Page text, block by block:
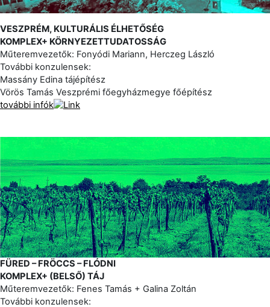
VESZPRÉM, KULTURÁLIS ÉLHETŐSÉG
KOMPLEX+ KÖRNYEZETTUDATOSSÁG
Műteremvezetők: Fonyódi Mariann, Herczeg László
További konzulensek:
Massány Edina tájépítész
Vörös Tamás Veszprémi főegyházmegye főépítész
további infók
FÜRED – FRÖCCS – FLÓDNI
KOMPLEX+ (BELSŐ) TÁJ
Műteremvezetők: Fenes Tamás + Galina Zoltán
További konzulensek: